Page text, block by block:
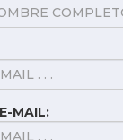
MAIL: